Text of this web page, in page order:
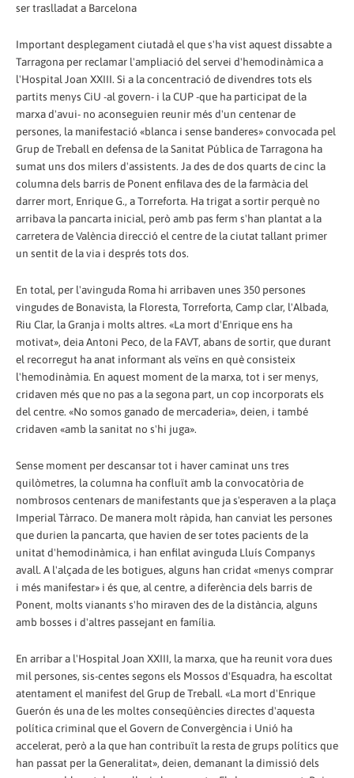
ser traslladat a Barcelona
Important desplegament ciutadà el que s'ha vist aquest dissabte a
Tarragona per reclamar l'ampliació del servei d'hemodinàmica a
l'Hospital Joan XXIII. Si a la concentració de divendres tots els
partits menys CiU -al govern- i la CUP -que ha participat de la
marxa d'avui- no aconseguien reunir més d'un centenar de
persones, la manifestació «blanca i sense banderes» convocada pel
Grup de Treball en defensa de la Sanitat Pública de Tarragona ha
sumat uns dos milers d'assistents. Ja des de dos quarts de cinc la
columna dels barris de Ponent enfilava des de la farmàcia del
darrer mort, Enrique G., a Torreforta. Ha trigat a sortir perquè no
arribava la pancarta inicial, però amb pas ferm s'han plantat a la
carretera de València direcció el centre de la ciutat tallant primer
un sentit de la via i després tots dos.
En total, per l'avinguda Roma hi arribaven unes 350 persones
vingudes de Bonavista, la Floresta, Torreforta, Camp clar, l'Albada,
Riu Clar, la Granja i molts altres. «La mort d'Enrique ens ha
motivat», deia Antoni Peco, de la FAVT, abans de sortir, que durant
el recorregut ha anat informant als veïns en què consisteix
l'hemodinàmia. En aquest moment de la marxa, tot i ser menys,
cridaven més que no pas a la segona part, un cop incorporats els
del centre. «No somos ganado de mercaderia», deien, i també
cridaven «amb la sanitat no s'hi juga».
Sense moment per descansar tot i haver caminat uns tres
quilòmetres, la columna ha confluït amb la convocatòria de
nombrosos centenars de manifestants que ja s'esperaven a la plaça
Imperial Tàrraco. De manera molt ràpida, han canviat les persones
que durien la pancarta, que havien de ser totes pacients de la
unitat d'hemodinàmica, i han enfilat avinguda Lluís Companys
avall. A l'alçada de les botigues, alguns han cridat «menys comprar
i més manifestar» i és que, al centre, a diferència dels barris de
Ponent, molts vianants s'ho miraven des de la distància, alguns
amb bosses i d'altres passejant en família.
En arribar a l'Hospital Joan XXIII, la marxa, que ha reunit vora dues
mil persones, sis-centes segons els Mossos d'Esquadra, ha escoltat
atentament el manifest del Grup de Treball. «La mort d'Enrique
Guerón és una de les moltes conseqüències directes d'aquesta
política criminal que el Govern de Convergència i Unió ha
accelerat, però a la que han contribuït la resta de grups polítics que
han passat per la Generalitat», deien, demanant la dimissió dels